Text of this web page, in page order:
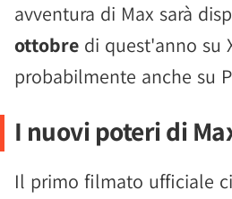
avventura di Max sarà
ottobre di quest'anno su
probabilmente anche su
I nuovi poteri di
Il primo filmato ufficiale